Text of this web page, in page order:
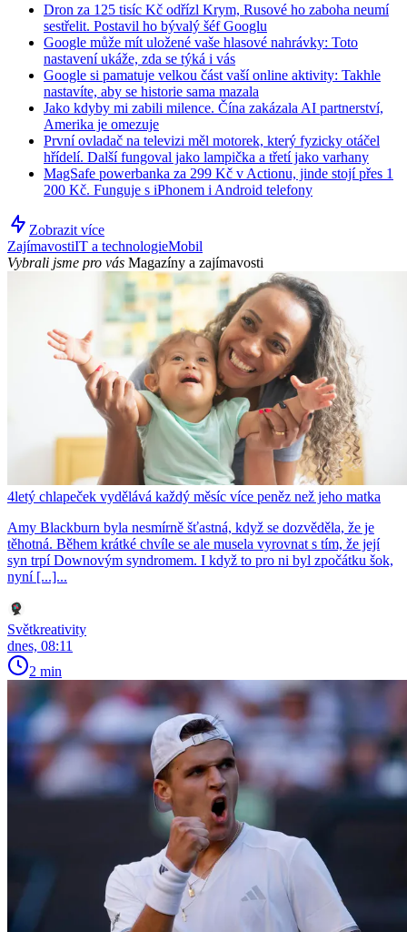
Dron za 125 tisíc Kč odřízl Krym, Rusové ho zaboha neumí
sestřelit. Postavil ho bývalý šéf Googlu
Google může mít uložené vaše hlasové nahrávky: Toto
nastavení ukáže, zda se týká i vás
Google si pamatuje velkou část vaší online aktivity: Takhle
nastavíte, aby se historie sama mazala
Jako kdyby mi zabili milence. Čína zakázala AI partnerství,
Amerika je omezuje
První ovladač na televizi měl motorek, který fyzicky otáčel
hřídelí. Další fungoval jako lampička a třetí jako varhany
MagSafe powerbanka za 299 Kč v Actionu, jinde stojí přes 1
200 Kč. Funguje s iPhonem i Android telefony
Zobrazit více
ZajímavostiIT a technologieMobil
Vybrali jsme pro vás Magazíny a zajímavosti
4letý chlapeček vydělává každý měsíc více peněz než jeho matka
Amy Blackburn byla nesmírně šťastná, když se dozvěděla, že je
těhotná. Během krátké chvíle se ale musela vyrovnat s tím, že její
syn trpí Downovým syndromem. I když to pro ni byl zpočátku šok,
nyní [...]...
Světkreativity
dnes, 08:11
2 min